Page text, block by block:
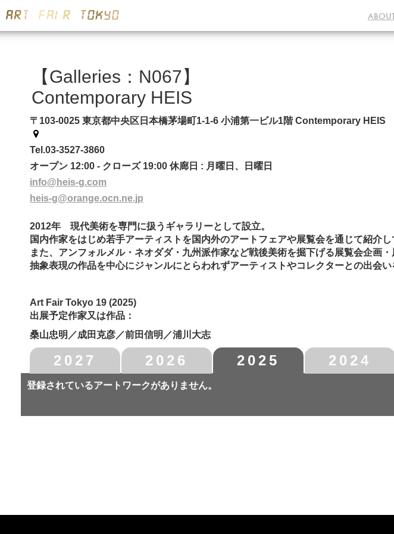
【Galleries：N067】
Contemporary HEIS
〒103-0025 東京都中央区日本橋茅場町1-1-6 小浦第一ビル1階​ Contemporary HEIS
Tel.03-3527-3860
オープン 12:00 - クローズ 19:00 休廊日 : 月曜日、日曜日
info@heis-g.com
heis-g@orange.ocn.ne.jp
2012年 現代美術を専門に扱うギャラリーとして設立。
国内作家をはじめ若手アーティストを国内外のアートフェアや展覧会を通じて紹介し
また、アンフォルメル・ネオダダ・九州派作家など戦後美術を掘下げる展覧会企画
抽象表現の作品を中心にジャンルにとらわれずアーティストやコレクターとの出会い
Art Fair Tokyo 19 (2025)
出展予定作家又は作品：
桑山忠明／成田克彦／前田信明／浦川大志
2027 2026 2025 2024
登録されているアートワークがありません。